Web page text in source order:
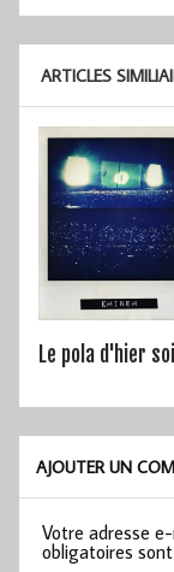
ARTICLES
Le pola d'hier
AJOUTER UN
Votre adresse
obligatoires